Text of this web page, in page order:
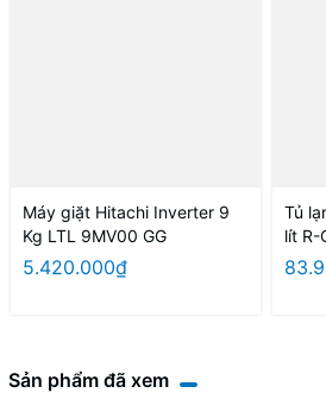
Máy giặt Hitachi Inverter 9
Kg LTL 9MV00 GG
5.420.000₫
Tủ
lít R-
Sản phẩm đã xem